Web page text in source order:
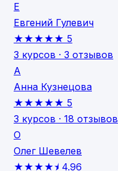
Е
Евгений Гулевич
★★★★★ 5
3 курсов · 3 отзывов
А
Анна Кузнецова
★★★★★ 5
3 курсов · 18 отзывов
О
Олег Шевелев
★★★★⯨ 4.96